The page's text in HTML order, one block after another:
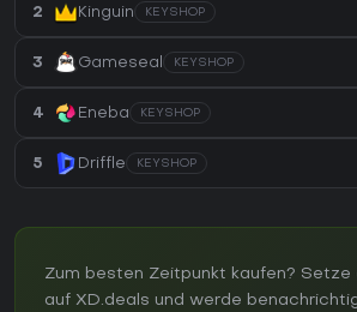
2 Kinguin KEYSHOP
3 Gameseal KEYSHOP
4 Eneba KEYSHOP
5 Driffle KEYSHOP
Zum besten Zeitpunkt kaufen? Setze
auf XD.deals und werde